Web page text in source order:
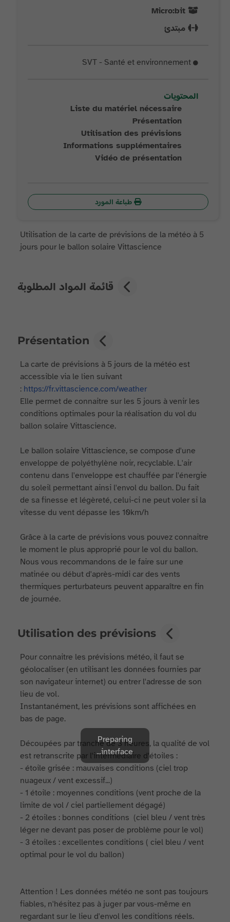
Micro:bit
مبتدئ
SVT - Santé et environnement
المحتويات
Liste du matériel nécessaire
Présentation
Utilisation des prévisions
Informations supplémentaires
Vidéo de présentation
Utilisation de la carte de prévisions de la météo à 5
jours pour le ballon solaire Vittascience
قائمة المواد المطلوبة
Présentation
La carte de prévisions à 5 jours de la météo est
accessible via le lien suivant
: https://fr.vittascience.com/weather
Elle permet de connaitre sur les 5 jours à venir les
conditions optimales pour la réalisation du vol du
ballon solaire Vittascience.
Le ballon solaire Vittascience, se compose d'une
enveloppe de polyéthylène noir, recyclable. L'air
contenu dans l'enveloppe est chauffée par l'énergie
du soleil permettant ainsi l'envol du ballon. Du fait
de sa finesse et légèreté, celui-ci ne peut voler si la
vitesse du vent dépasse les 10km/h
Grâce à la carte de prévisions vous pouvez connaitre
le moment le plus approprié pour le vol du ballon.
Nous vous recommandons de le faire sur une
matinée ou début d'après-midi car des vents
thermiques perturbateurs peuvent apparaître en fin
de journée.
Utilisation des prévisions
Pour connaitre les prévisions météo, il faut se
géolocaliser (en utilisant les données fournies par
son navigateur internet) ou entrer l'adresse de son
lieu de vol.
Instantanément, les prévisions sont affichées en
bas de page.
Découpées par tranche de 3 heures, la qualité de vol
est retranscrite par l'intermédiaire d'étoiles :
- étoile grisée : mauvaises conditions (ciel trop
nuageux / vent excessif...)
- 1 étoile : moyennes conditions (vent proche de la
limite de vol / ciel partiellement dégagé)
- 2 étoiles : bonnes conditions (ciel bleu / vent très
léger ne devant pas poser de problème pour le vol)
- 3 étoiles : excellentes conditions ( ciel bleu / vent
optimal pour le vol du ballon)
Attention ! Les données météo ne sont pas toujours
fiables, n'hésitez pas à juger par vous-même en
regardant sur le lieu d'envol les conditions réels.
Preparing
interface...